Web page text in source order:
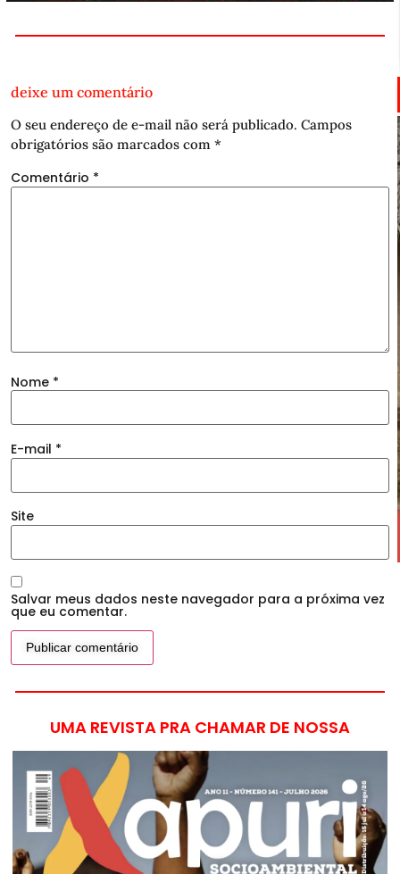
deixe um comentário
O seu endereço de e-mail não será publicado. Campos
obrigatórios são marcados com *
Comentário *
Nome *
E-mail *
Site
Salvar meus dados neste navegador para a próxima vez
que eu comentar.
UMA REVISTA PRA CHAMAR DE NOSSA